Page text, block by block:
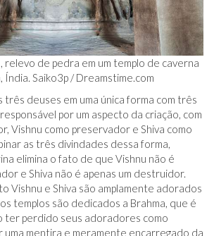
relevo de pedra em um templo de caverna
Índia. Saiko3p / Dreamstime.com
três deuses em uma única forma com três
por um aspecto da criação, com
Vishnu como preservador e Shiva como
as três divindades dessa forma,
elimina o fato de que Vishnu não é
e Shiva não é apenas um destruidor.
Vishnu e Shiva são amplamente adorados
templos são dedicados a Brahma, que é
ter perdido seus adoradores como
mentira e meramente encarregado da